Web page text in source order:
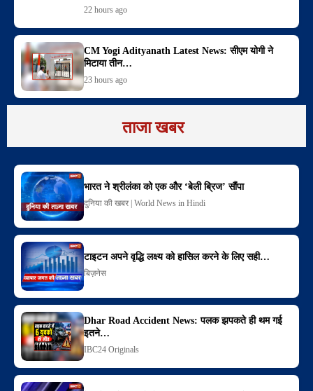
22 hours ago
CM Yogi Adityanath Latest News: सीएम योगी ने
मिटाया तीन…
23 hours ago
ताजा खबर
भारत ने श्रीलंका को एक और ‘बेली ब्रिज’ सौंपा
दुनिया की खबर | World News in Hindi
टाइटन अपने वृद्धि लक्ष्य को हासिल करने के लिए सही…
बिज़नेस
Dhar Road Accident News: पलक झपकते ही थम गई
इतने…
IBC24 Originals